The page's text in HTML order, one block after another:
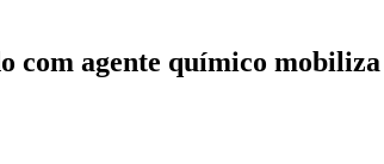
com agente químico